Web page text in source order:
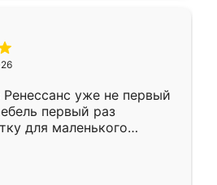
уже не первый
первый раз
для маленького
,во второй раз
По качеству очень
быстрая,